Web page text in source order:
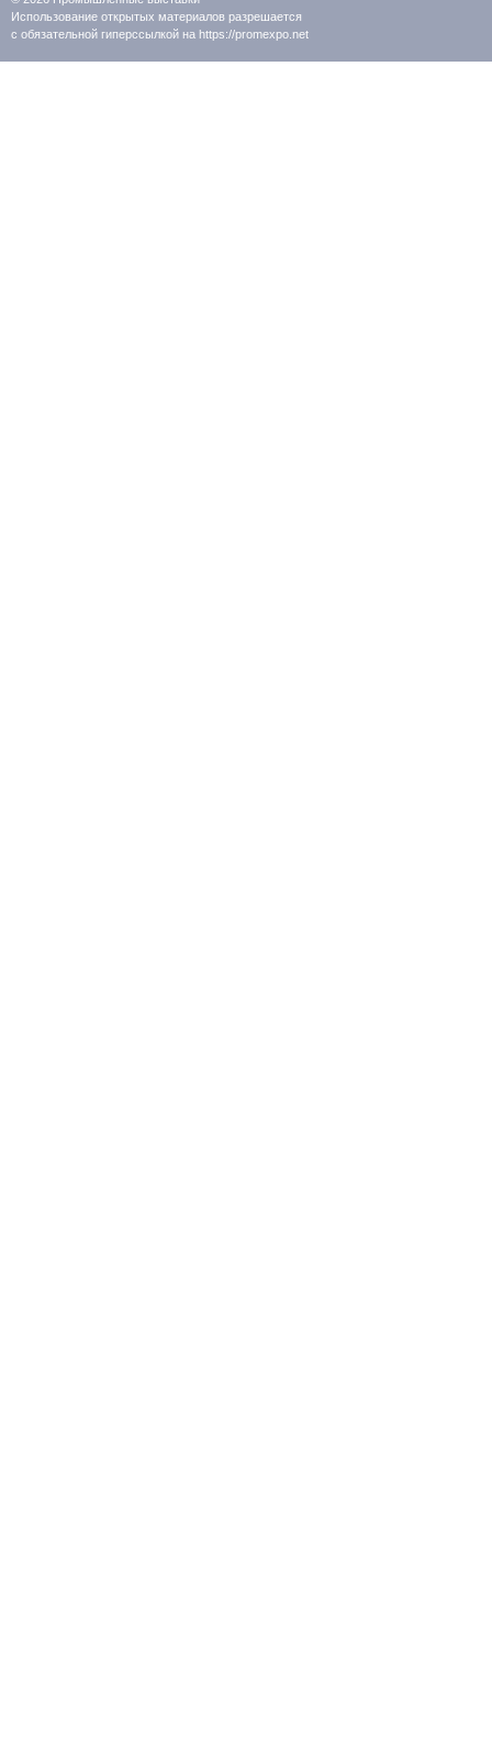
Использование открытых материалов разрешается
с обязательной гиперссылкой на https://promexpo.net